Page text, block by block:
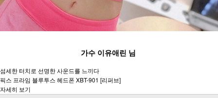
가수 이유애린 님
섬세한 터치로 선명한 사운드를 느끼다
픽스 프라임 블루투스 헤드폰 XBT-901 [리퍼브]
자세히 보기